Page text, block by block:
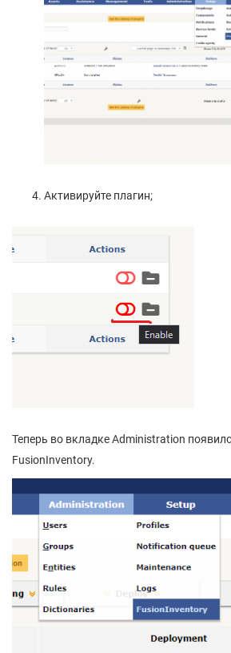
Активируйте плагин;
Теперь во вкладке Administration
FusionInventory.